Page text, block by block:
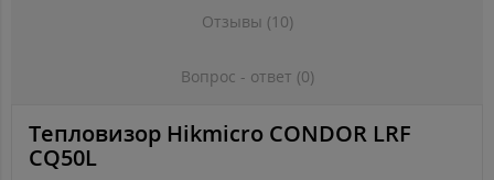
Отзывы (10)
Вопрос - ответ (0)
Тепловизор Hikmicro CONDOR LRF
CQ50L